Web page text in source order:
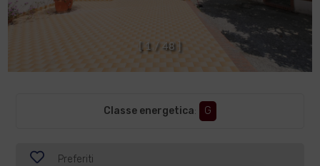
1 / 48
Classe energetica: G
Preferiti